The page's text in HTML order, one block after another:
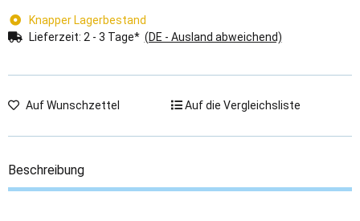
Knapper Lagerbestand
Lieferzeit: 2 - 3 Tage* (DE - Ausland abweichend)
Auf Wunschzettel Auf die Vergleichsliste
Beschreibung